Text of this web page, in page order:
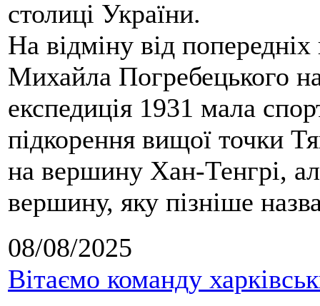
столиці України.
На відміну від
Михайла Погребецького
експедиція 1931 мала
підкорення вищої точки
на вершину Хан-Тенгрі,
вершину, яку пізніше
08/08/2025
Вітаємо команду